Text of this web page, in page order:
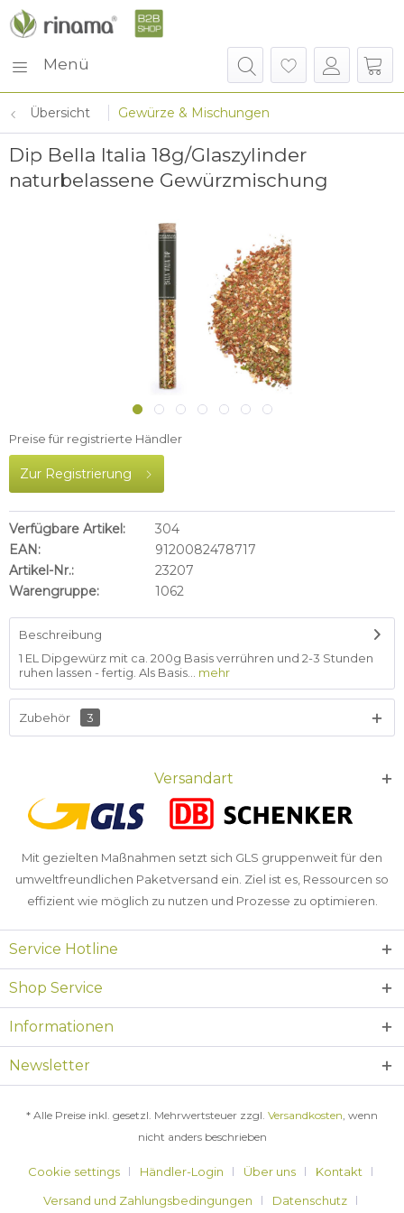
Menü
Übersicht Gewürze & Mischungen
Dip Bella Italia 18g/Glaszylinder
naturbelassene Gewürzmischung
Preise für registrierte Händler
Zur Registrierung
Verfügbare Artikel:
304
EAN:
9120082478717
Artikel-Nr.:
23207
Warengruppe:
1062
Beschreibung
1 EL Dipgewürz mit ca. 200g Basis verrühren und 2-3 Stunden
ruhen lassen - fertig. Als Basis...
mehr
Zubehör 3
Versandart
Mit gezielten Maßnahmen setzt sich GLS gruppenweit für den
umweltfreundlichen Paketversand ein. Ziel ist es, Ressourcen so
effizient wie möglich zu nutzen und Prozesse zu optimieren.
Service Hotline
Shop Service
Informationen
Newsletter
* Alle Preise inkl. gesetzl. Mehrwertsteuer zzgl. Versandkosten, wenn
nicht anders beschrieben
Cookie settings Händler-Login Über uns
Kontakt
Versand und Zahlungsbedingungen
Datenschutz